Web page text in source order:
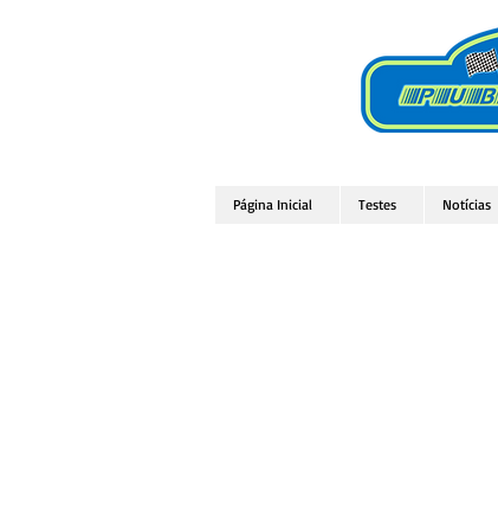
Página Inicial Testes Notícias